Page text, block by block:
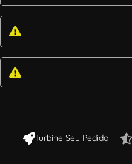
Turbine Seu Pedido